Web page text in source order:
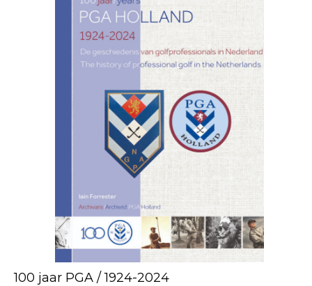
100 jaar PGA / 1924-2024